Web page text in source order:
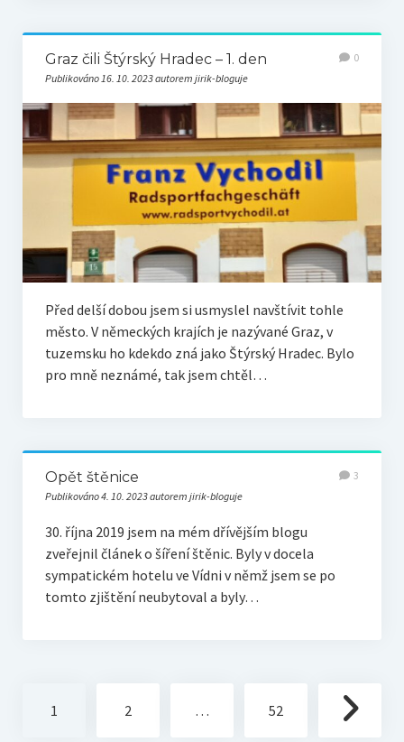
Graz čili Štýrský Hradec – 1. den
Publikováno 16. 10. 2023 autorem jirik-bloguje
0
Před delší dobou jsem si usmyslel navštívit tohle
město. V německých krajích je nazývané Graz, v
tuzemsku ho kdekdo zná jako Štýrský Hradec. Bylo
pro mně neznámé, tak jsem chtěl…
Opět štěnice
Publikováno 4. 10. 2023 autorem jirik-bloguje
3
30. října 2019 jsem na mém dřívějším blogu
zveřejnil článek o šíření štěnic. Byly v docela
sympatickém hotelu ve Vídni v němž jsem se po
tomto zjištění neubytoval a byly…
příspěvků
1 2 … 52